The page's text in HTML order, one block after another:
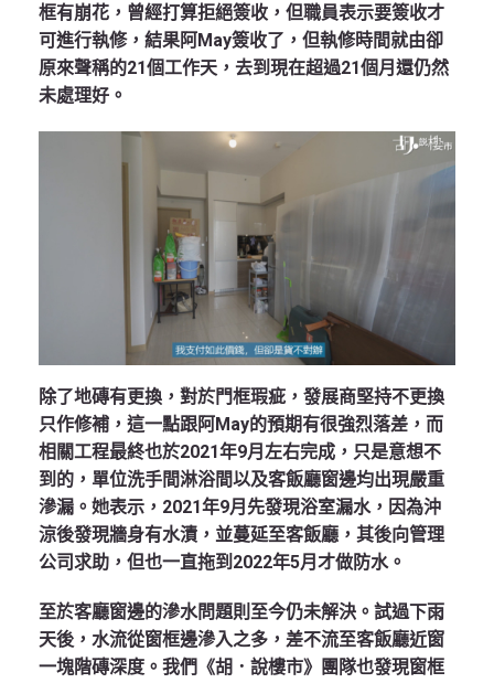
框有崩花，曾經打算拒絕簽收，但職員表示要簽收才
可進行執修，結果阿May簽收了，但執修時間就由卻
原來聲稱的21個工作天，去到現在超過21個月還仍然
未處理好。
除了地磚有更換，對於門框瑕疵，發展商堅持不更換
只作修補，這一點跟阿May的預期有很強烈落差，而
相關工程最終也於2021年9月左右完成，只是意想不
到的，單位洗手間淋浴間以及客飯廳窗邊均出現嚴重
滲漏。她表示，2021年9月先發現浴室漏水，因為沖
涼後發現牆身有水漬，並蔓延至客飯廳，其後向管理
公司求助，但也一直拖到2022年5月才做防水。
至於客廳窗邊的滲水問題則至今仍未解決。試過下雨
天後，水流從窗框邊滲入之多，差不流至客飯廳近窗
一塊階磚深度。我們《胡．說樓市》團隊也發現窗框